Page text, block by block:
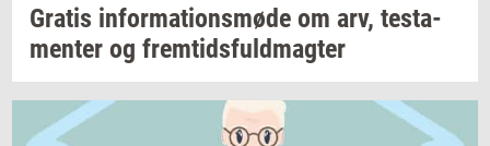
Gra­tis in­for­ma­tions­mø­de om arv, te­sta­
men­ter og frem­tids­fuld­mag­ter